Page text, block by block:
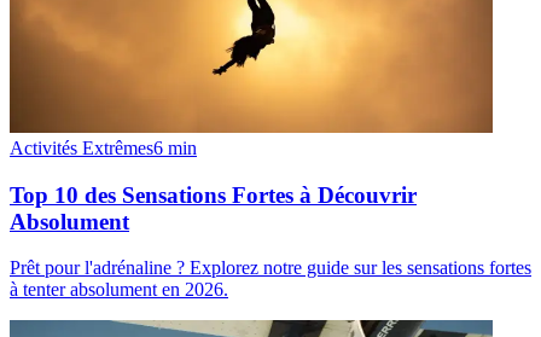
Activités Extrêmes6 min
Top 10 des Sensations Fortes à Découvrir
Absolument
Prêt pour l'adrénaline ? Explorez notre guide sur les sensations fortes
à tenter absolument en 2026.